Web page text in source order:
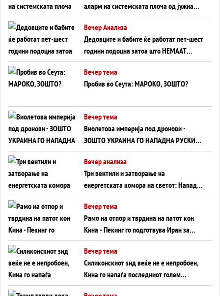
аларм на системската плоча од јужна
Германија до Црното Море...
Вечер Анализа
Дедовците и бабите ќе работат пет-шест
години подоцна затоа што НЕМААТ
ВНУЦИ ДА ГИ ЗАМЕНАТ
Вечер тема
Пробив во Сеута: МАРОКО, ЗОШТО?
Вечер тема
Виолетова империја под дронови -
ЗОШТО УКРАИНА ГО НАПАДНА РУСКИОТ
WILDBERRIES
Вечер анализа
Три вентили и затворање на
енергетската комора на светот: Нападот
во Суец најавува глобален енергетски
инфаркт?
Вечер тема
Рамо на отпор и тврдина на патот кон
Кина - Пекинг го подготвува Иран за
американска копнена инвазија
Вечер тема
Силиконскиот ѕид веќе не е непробоен,
Кина го напаѓа последниот голем
монопол на Западот?